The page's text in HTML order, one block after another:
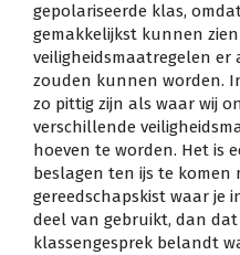
gepolariseerde klas,
gemakkelijkst kunnen
veiligheidsmaatregelen
zouden kunnen worden.
zo pittig zijn als waar wij
verschillende
hoeven te worden. Het is
beslagen ten ijs te komen
gereedschapskist waar je
deel van gebruikt, dan
klassengesprek belandt